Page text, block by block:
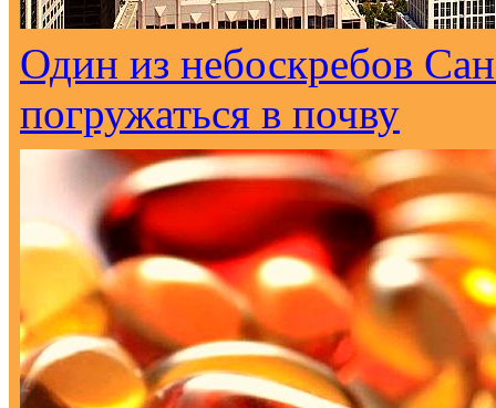
Один из небоскребов
погружаться в почву